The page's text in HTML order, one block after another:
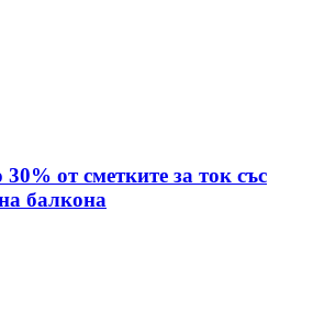
от сметките за ток със
балкона